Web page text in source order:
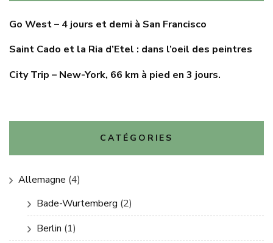
Go West – 4 jours et demi à San Francisco
Saint Cado et la Ria d’Etel : dans l’oeil des peintres
City Trip – New-York, 66 km à pied en 3 jours.
CATÉGORIES
Allemagne (4)
Bade-Wurtemberg (2)
Berlin (1)